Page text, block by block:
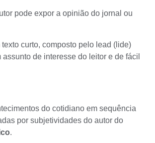
pode expor a opinião do jornal ou
texto curto, composto pelo lead (lide)
assunto de interesse do leitor e de fácil
do cotidiano em sequência
por subjetividades do autor do
.